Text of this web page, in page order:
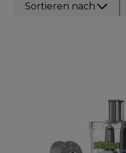
Sortieren nach